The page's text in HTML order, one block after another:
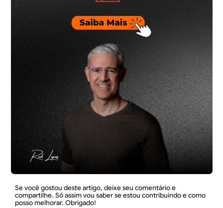
Se você gostou deste artigo, deixe seu comentário e
compartilhe. Só assim vou saber se estou contribuindo e como
posso melhorar. Obrigado!